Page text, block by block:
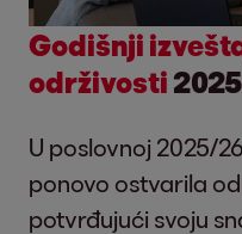
Godišnji
održivosti
U poslovnoj 2025/
ponovo ostvarila
potvrđujući svoju